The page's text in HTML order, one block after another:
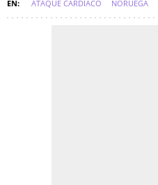
ATAQUE CARDÍACO NORUEGA